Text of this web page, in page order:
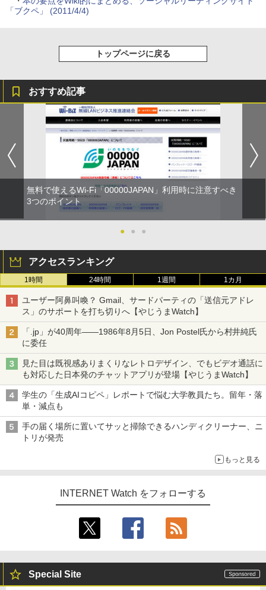
「ブクペ」 (2011/4/4)
トップページに戻る
おすすめ記事
無料で使えるWi-Fi「00000JAPAN」利用時に注意すべき
3つのポイント
● ● ●
アクセスランキング
1時間 24時間 1週間 1カ月
ユーザー阿鼻叫喚？ Gmail、サードパーティの「送信元アドレ
ス」のサポートを打ち切りへ【やじうまWatch】
「.jp」が40周年――1986年8月5日、Jon Postel氏から村井純氏
に委任
見た目は既視感ありまくりなレトロデザイン、でもビデオ通話に
も対応した日本発のチャットアプリが登場【やじうまWatch】
学生の「生成AIコピペ」レポートで悩む大学教員たち。留年・落
単・減点も
手の届く場所に置いてサッと掃除できるハンディクリーナー、ニ
トリが発売
もっと見る
INTERNET Watch をフォローする
Special Site